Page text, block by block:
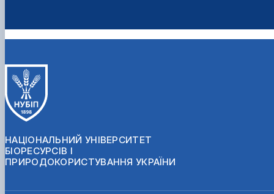
НАЦІОНАЛЬНИЙ УНІВЕРСИТЕТ
БІОРЕСУРСІВ І
ПРИРОДОКОРИСТУВАННЯ УКРАЇНИ